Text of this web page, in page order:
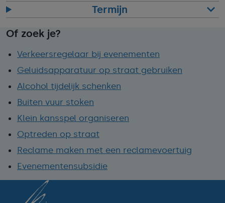
Termijn
Of zoek je?
Verkeersregelaar bij evenementen
Geluidsapparatuur op straat gebruiken
Alcohol tijdelijk schenken
Buiten vuur stoken
Klein kansspel organiseren
Optreden op straat
Reclame maken met een reclamevoertuig
Evenementensubsidie